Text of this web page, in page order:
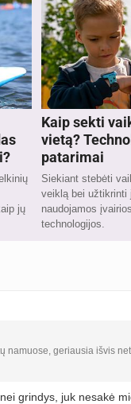
jų
Kaip sekti
vietą?
patarimai
Siekiant stebėti
veiklą bei užtikrinti
naudojamos
technologijos.
namuose, geriausia išvis
grindys, juk nesakė